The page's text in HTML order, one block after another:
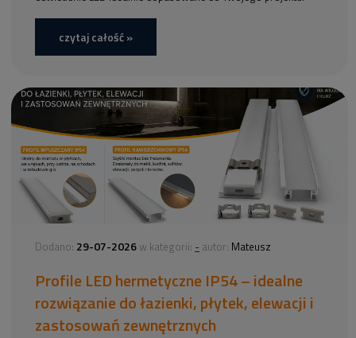
czytaj całość »
Dodano: 29-07-2026 w kategorii: - autor: Mateusz
Profile LED hermetyczne IP54 – idealne
rozwiązanie do łazienki, płytek, elewacji i
zastosowań zewnętrznych